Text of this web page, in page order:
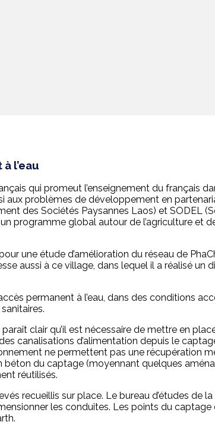
l’eau
qui promeut l’enseignement du français
aux problèmes de développement en
des Sociétés Paysannes Laos) et SODEL
programme global autour de l’agriculture et
une étude d’amélioration du réseau de
aussi à ce village, dans lequel il a réalisé un
permanent à l’eau, dans des conditions
clair qu’il est nécessaire de mettre en
canalisations d’alimentation depuis le
ne permettent pas une récupération
béton du captage (moyennant quelques
réutilisés.
recueillis sur place. Le bureau d’études de
les conduites. Les points du captage